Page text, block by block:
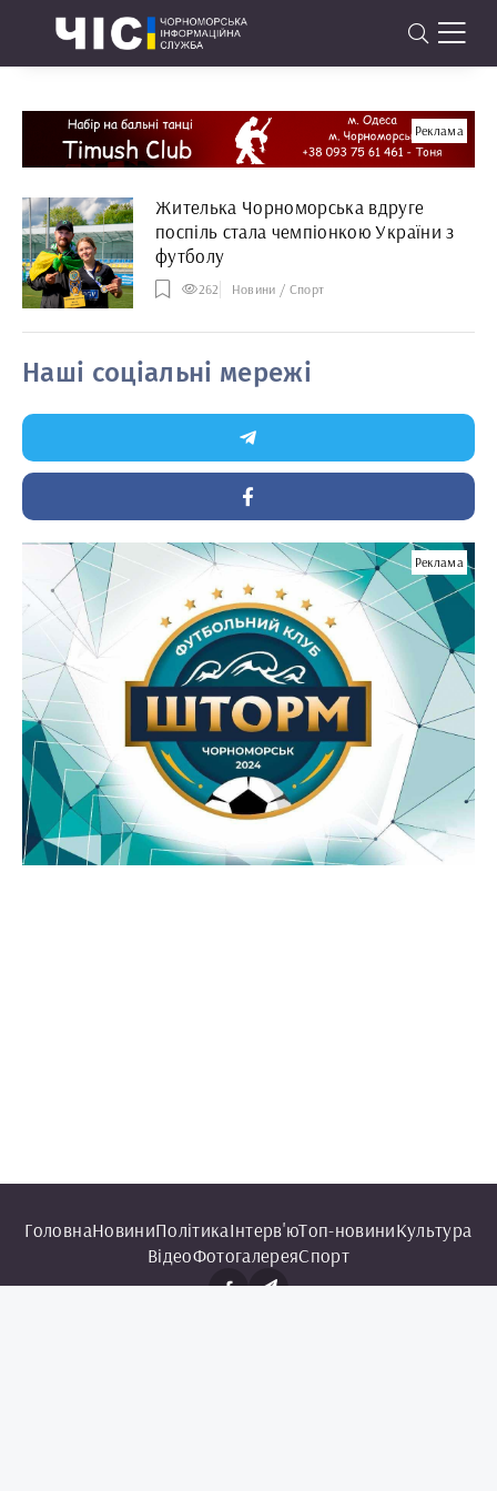
Реклама
Жителька Чорноморська вдруге
поспіль стала чемпіонкою України з
футболу
262 Новини / Спорт
Наші соціальні мережі
Реклама
ГоловнаНовиниПолітикаІнтерв'юТоп-новиниКультура
ВідеоФотогалереяСпорт